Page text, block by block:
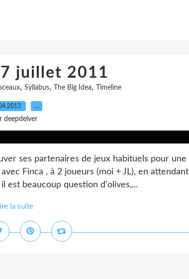
juillet 2011
, Syllabus, The Big Idea, Timeline
…
deepdelver
ses partenaires de jeux habituels pour une
Finca , à 2 joueurs (moi + JL), en attendant
est beaucoup question d'olives,...
la suite